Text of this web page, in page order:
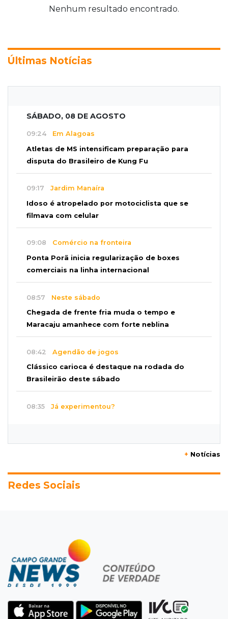
Nenhum resultado encontrado.
Últimas Notícias
SÁBADO, 08 DE AGOSTO
09:24 Em Alagoas
Atletas de MS intensificam preparação para
disputa do Brasileiro de Kung Fu
09:17 Jardim Manaíra
Idoso é atropelado por motociclista que se
filmava com celular
09:08 Comércio na fronteira
Ponta Porã inicia regularização de boxes
comerciais na linha internacional
08:57 Neste sábado
Chegada de frente fria muda o tempo e
Maracaju amanhece com forte neblina
08:42 Agendão de jogos
Clássico carioca é destaque na rodada do
Brasileirão deste sábado
08:35 Já experimentou?
Dócil e brincalhão, cachorrinho Dobi
desaparece no Centro de Campo Grande
mulher dentro do quarto
08:18 Pecuária
Rebanho bovino de MS encolhe em 616 mil
+ Notícias
Redes Sociais